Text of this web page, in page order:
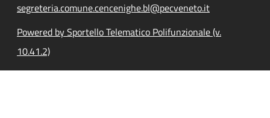
segreteria.comune.cencenighe.bl@pecveneto.it
Powered by Sportello Telematico Polifunzionale (v.
10.41.2)